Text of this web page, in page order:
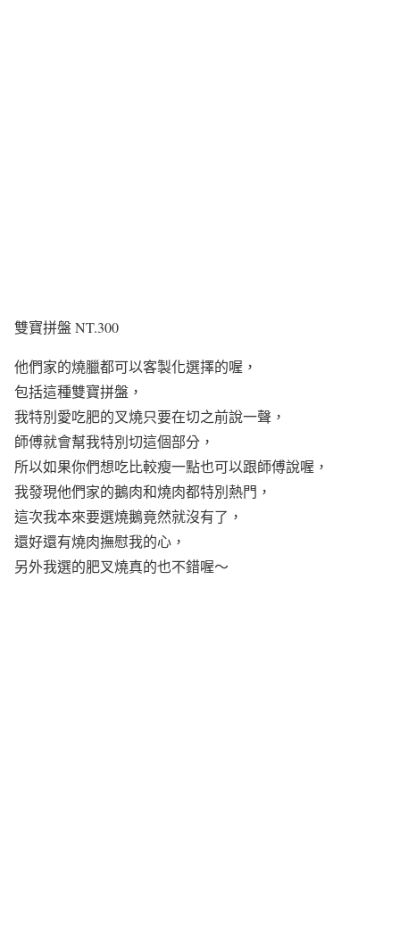
雙寶拼盤 NT.300
他們家的燒臘都可以客製化選擇的喔，
包括這種雙寶拼盤，
我特別愛吃肥的叉燒只要在切之前說一聲，
師傅就會幫我特別切這個部分，
所以如果你們想吃比較瘦一點也可以跟師傅說喔，
我發現他們家的鵝肉和燒肉都特別熱門，
這次我本來要選燒鵝竟然就沒有了，
還好還有燒肉撫慰我的心，
另外我選的肥叉燒真的也不錯喔～